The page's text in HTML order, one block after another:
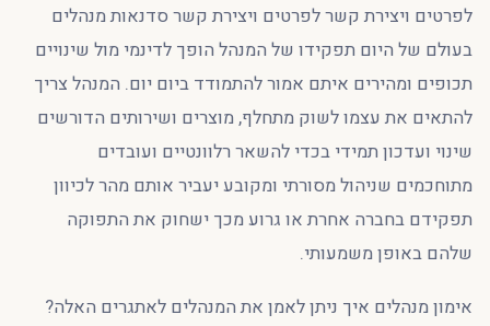
לפרטים ויצירת קשר לפרטים ויצירת קשר סדנאות מנהלים
בעולם של היום תפקידו של המנהל הופך לדינמי מול שינויים
תכופים ומהירים איתם אמור להתמודד ביום יום. המנהל צריך
להתאים את עצמו לשוק מתחלף, מוצרים ושירותים הדורשים
שינוי ועדכון תמידי בכדי להשאר רלוונטיים ועובדים
מתוחכמים שניהול מסורתי ומקובע יעביר אותם מהר לכיוון
תפקידם בחברה אחרת או גרוע מכך ישחוק את התפוקה
שלהם באופן משמעותי.
אימון מנהלים איך ניתן לאמן את המנהלים לאתגרים האלה?